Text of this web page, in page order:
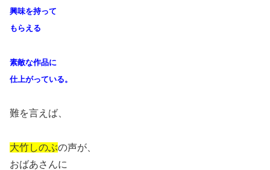
興味を持って
もらえる
素敵な作品に
仕上がっている。
難を言えば、
大竹しのぶの声が、
おばあさんに